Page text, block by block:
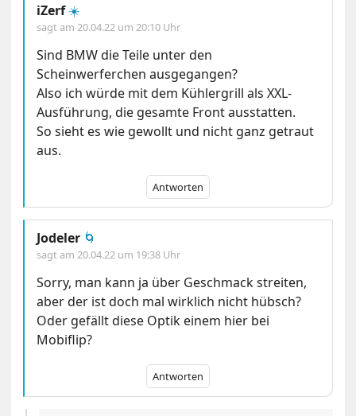
iZerf ☀️
sagt am20.04.22 um 20:10 Uhr
Sind BMW die Teile unter den
Scheinwerferchen ausgegangen?
Also ich würde mit dem Kühlergrill als XXL-
Ausführung, die gesamte Front ausstatten.
So sieht es wie gewollt und nicht ganz getraut
aus.
Antworten
Jodeler 🌀
sagt am20.04.22 um 19:38 Uhr
Sorry, man kann ja über Geschmack streiten,
aber der ist doch mal wirklich nicht hübsch?
Oder gefällt diese Optik einem hier bei
Mobiflip?
Antworten